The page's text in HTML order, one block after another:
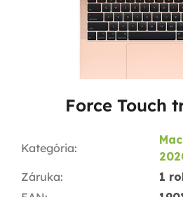
Force Touch
Kategória:
Záruka:
1